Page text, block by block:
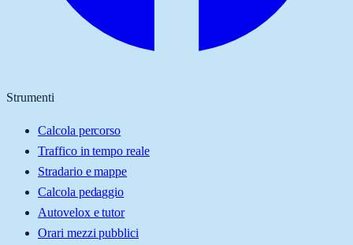
Strumenti
Calcola percorso
Traffico in tempo reale
Stradario e mappe
Calcola pedaggio
Autovelox e tutor
Orari mezzi pubblici